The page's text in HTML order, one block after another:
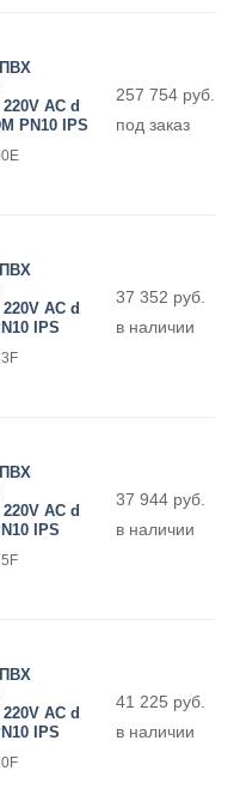
AC d
PN10 IPS
257 754 руб.
под заказ
AC d
IPS
37 352 руб.
в наличии
AC d
IPS
37 944 руб.
в наличии
AC d
IPS
41 225 руб.
в наличии